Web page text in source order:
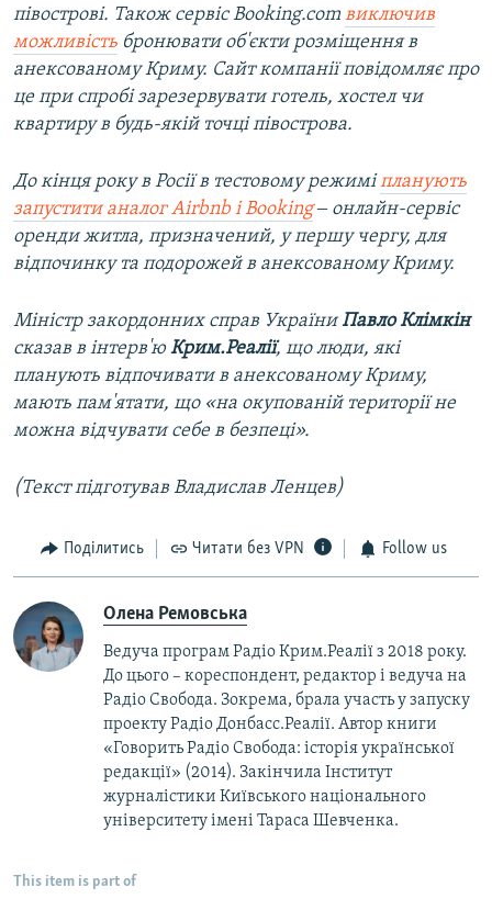
півострові. Також сервіс Booking.com виключив
можливість бронювати об'єкти розміщення в
анексованому Криму. Сайт компанії повідомляє про
це при спробі зарезервувати готель, хостел чи
квартиру в будь-якій точці півострова.
До кінця року в Росії в тестовому режиміпланують
запустити аналог Airbnb і Booking‒ онлайн-сервіс
оренди житла, призначений, у першу чергу, для
відпочинку та подорожей в анексованому Криму.
Міністр закордонних справ УкраїниПавло Клімкін
сказав в інтерв'ю Крим.Реалії, що люди, які
планують відпочивати в анексованому Криму,
мають пам'ятати, що «на окупованій території не
можна відчувати себе в безпеці».
(Текст підготував Владислав Ленцев)
Поділитись Читати без VPN Follow us
Олена Ремовська
Ведуча програм Радіо Крим.Реалії з 2018 року.
До цього – кореспондент, редактор і ведуча на
Радіо Свобода. Зокрема, брала участь у запуску
проекту Радіо Донбасс.Реалії. Автор книги
«Говорить Радіо Свобода: iсторія української
редакції» (2014). Закінчила Інститут
журналістики Київського національного
університету імені Тараса Шевченка.
This item is part of